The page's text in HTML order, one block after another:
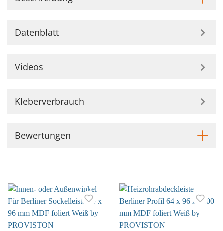
Datenblatt
Videos
Kleberverbrauch
Bewertungen